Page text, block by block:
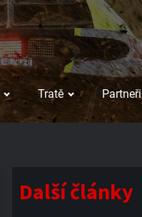
Tratě Partneři
Další články